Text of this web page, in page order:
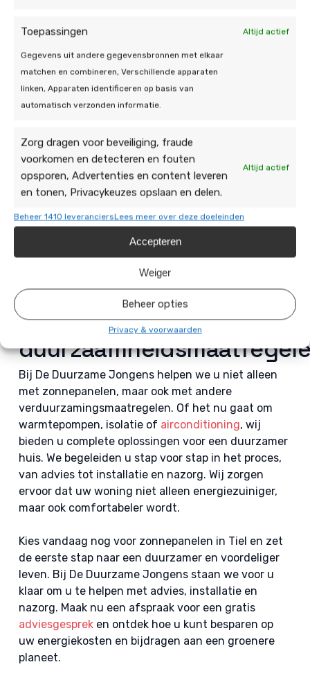
Toepassingen Altijd actief
Gegevens uit andere gegevensbronnen met elkaar
matchen en combineren, Verschillende apparaten
linken, Apparaten identificeren op basis van
automatisch verzonden informatie.
Zorg dragen voor beveiliging, fraude
voorkomen en detecteren en fouten
opsporen, Advertenties en content leveren
en tonen, Privacykeuzes opslaan en delen.
Altijd actief
Beheer 1410 leveranciersLees meer over deze doeleinden
Accepteren
Weiger
Beheer opties
Privacy & voorwaarden
een duurzamer en energiezuiniger huis. De
tegelijkertijd zijn waarde zal verhogen. Bovendien
zorgen zonnepanelen ervoor dat u minder
afhankelijk bent van de stijgende energieprijzen,
wat u de komende jaren veel geld kan besparen.
Bij De Duurzame Jongens zorgen wij ervoor dat de
installatie van uw zonnepanelen soepel en snel
verloopt. Onze gecertificeerde installateurs
plaatsen de panelen op een veilige en professionele
Daarnaast bieden wij uitstekende garanties op onze
zonnepanelen, zodat u jarenlang verzekerd bent
van topkwaliteit.
De Duurzame Jongens,
uw partner in al uw
Bij De Duurzame Jongens helpen we u niet alleen
met zonnepanelen, maar ook met andere
verduurzamingsmaatregelen. Of het nu gaat om
warmtepompen, isolatie of airconditioning, wij
bieden u complete oplossingen voor een duurzamer
huis. We begeleiden u stap voor stap in het proces,
van advies tot installatie en nazorg. Wij zorgen
ervoor dat uw woning niet alleen energiezuiniger,
maar ook comfortabeler wordt.
Kies vandaag nog voor zonnepanelen in Tiel en zet
de eerste stap naar een duurzamer en voordeliger
leven. Bij De Duurzame Jongens staan we voor u
klaar om u te helpen met advies, installatie en
nazorg. Maak nu een afspraak voor een gratis
adviesgespreken ontdek hoe u kunt besparen op
uw energiekosten en bijdragen aan een groenere
planeet.